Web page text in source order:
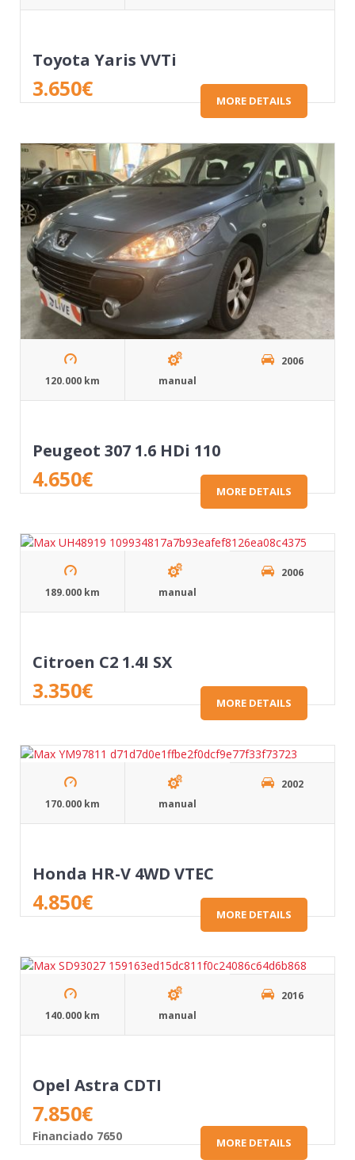
Toyota Yaris VVTi
3.650€ MORE DETAILS
120.000 km manual
2006
Peugeot 307 1.6 HDi 110
4.650€ MORE DETAILS
189.000 km manual
2006
Citroen C2 1.4I SX
3.350€ MORE DETAILS
170.000 km manual
2002
Honda HR-V 4WD VTEC
4.850€ MORE DETAILS
140.000 km manual
2016
Opel Astra CDTI
7.850€
Financiado 7650 MORE DETAILS